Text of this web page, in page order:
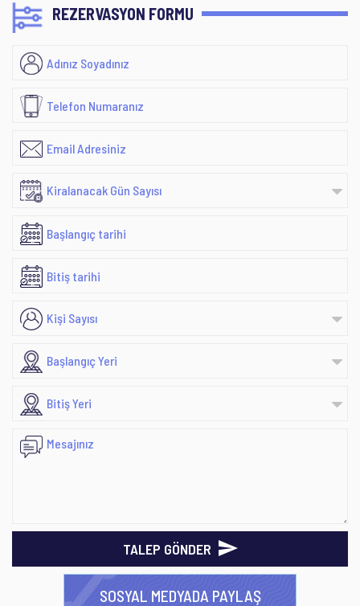
REZERVASYON FORMU
TALEP GÖNDER
SOSYAL MEDYADA PAYLAŞ